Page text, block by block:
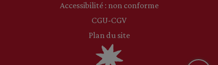
Accessibilité : non conforme
CGU-CGV
Plan du site